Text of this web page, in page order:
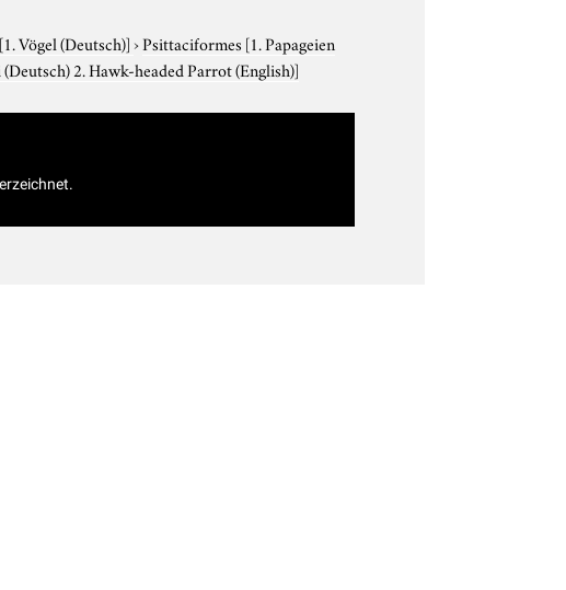
[1. Vögel (Deutsch)]›Psittaciformes [1. Papageien
(Deutsch) 2. Hawk-headed Parrot (English)]